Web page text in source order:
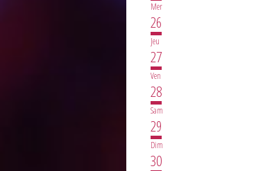
Mer
26
Jeu
27
Ven
28
Sam
29
Dim
30